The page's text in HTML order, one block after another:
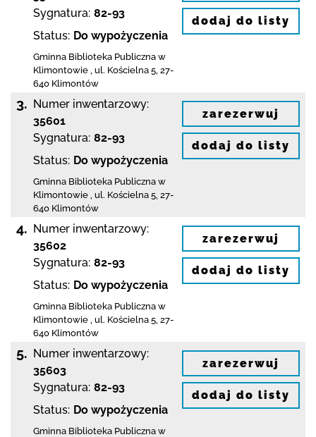
Sygnatura: 82-93
Status: Do wypożyczenia
Gminna Biblioteka Publiczna w
Klimontowie ul. Kościelna 5 27-
640 Klimontów
dodaj do listy
3. Numer inwentarzowy:
35601
Sygnatura: 82-93
Status: Do wypożyczenia
Gminna Biblioteka Publiczna w
Klimontowie ul. Kościelna 5 27-
640 Klimontów
zarezerwuj
dodaj do listy
4. Numer inwentarzowy:
35602
Sygnatura: 82-93
Status: Do wypożyczenia
Gminna Biblioteka Publiczna w
Klimontowie ul. Kościelna 5 27-
640 Klimontów
zarezerwuj
dodaj do listy
5. Numer inwentarzowy:
35603
Sygnatura: 82-93
Status: Do wypożyczenia
Gminna Biblioteka Publiczna w
zarezerwuj
dodaj do listy